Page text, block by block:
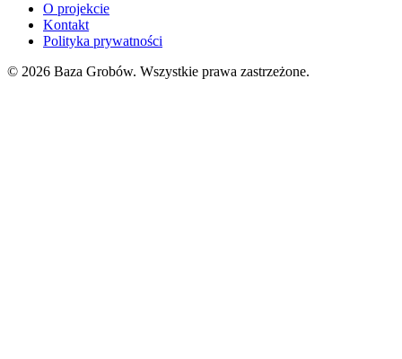
O projekcie
Kontakt
Polityka prywatności
© 2026 Baza Grobów. Wszystkie prawa zastrzeżone.